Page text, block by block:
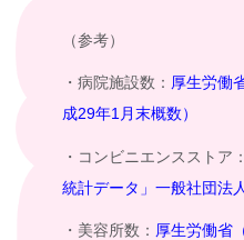
（参考）
・病院施設数： 厚生労働
成29年1月末概数）
・コンビニエンスストア：
統計データ」一般社団法
・美容所数： 厚生労働省